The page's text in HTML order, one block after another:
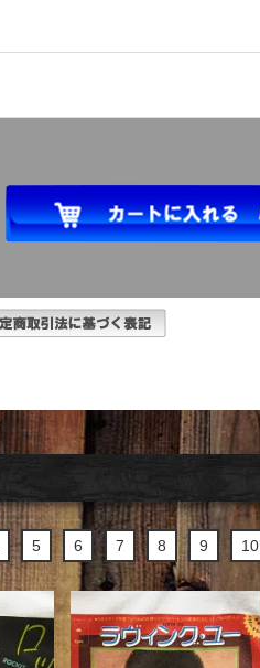
5 6 7 8 9 10